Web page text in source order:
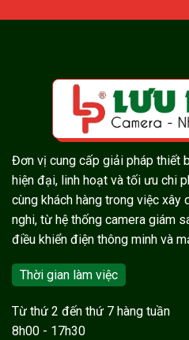
Đơn vị cung cấp giải pháp thiết
hiện đại, linh hoạt và tối ưu chi
cùng khách hàng trong việc xây
nghi, từ hệ thống camera giám
điều khiển điện thông minh và
Thời gian làm việc
Từ thứ 2 đến thứ 7 hàng tuần
8h00 - 17h30